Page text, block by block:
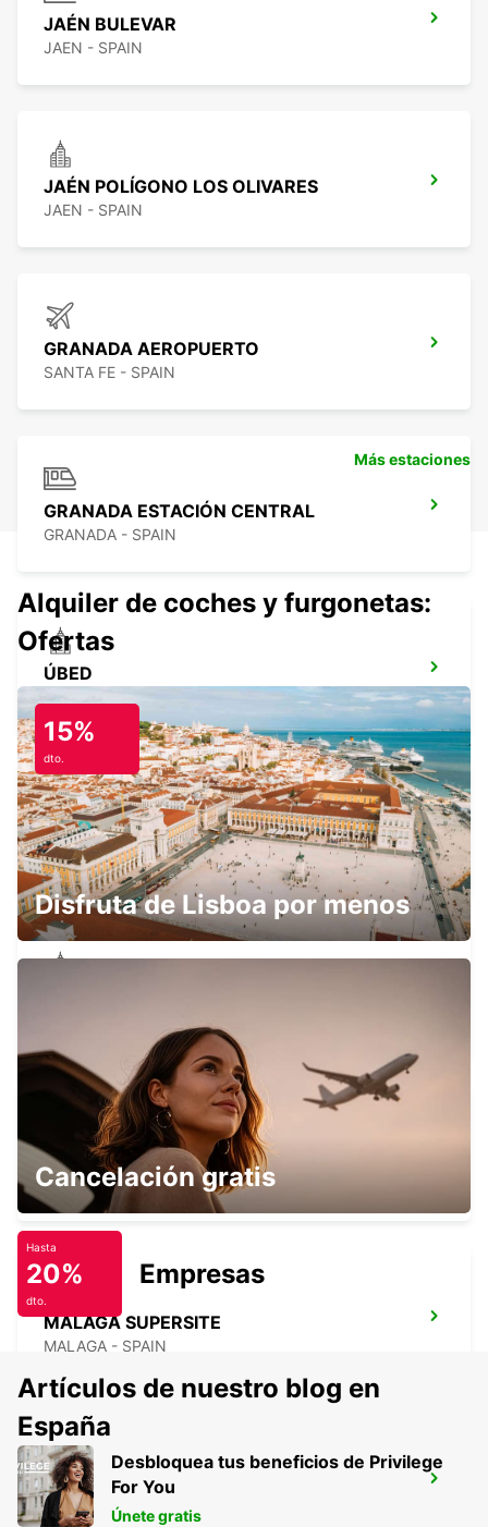
JAÉN BULEVAR
JAEN - SPAIN
JAÉN POLÍGONO LOS OLIVARES
JAEN - SPAIN
GRANADA AEROPUERTO
SANTA FE - SPAIN
GRANADA ESTACIÓN CENTRAL
GRANADA - SPAIN
ÚBED
UBEDA - SPAIN
CÓRDOBA ESTACIÓN CENTRAL
CORDOBA - SPAIN
MÁLAGA ESTACIÓN CENTRAL
MALAGA - SPAIN
MÁLAGA SUPERSITE
MALAGA - SPAIN
MÁLAGA AEROPUERTO
MALAGA - SPAIN
Más estaciones
Alquiler de coches y furgonetas:
Ofertas
15%
dto.
Disfruta de Lisboa por menos
Cancelación gratis
Hasta
20%
dto.
Empresas
Artículos de nuestro blog en
España
Desbloquea tus beneficios de Privilege
For You
Únete gratis